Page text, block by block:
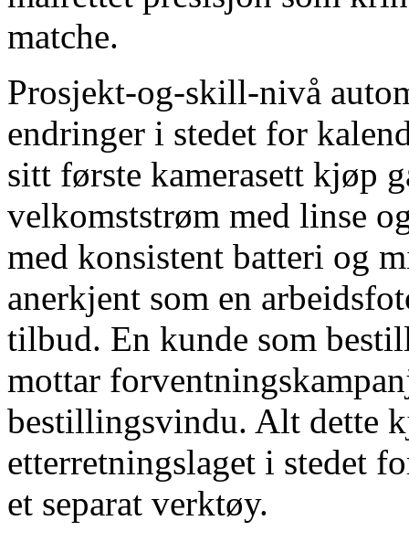
matche.
Prosjekt-og-skill-nivå
endringer i stedet for
sitt første kamerasett kjøp
velkomststrøm med linse
med konsistent batteri og
anerkjent som en
tilbud. En kunde som
mottar
bestillingsvindu. Alt dette
etterretningslaget i stedet
et separat verktøy.